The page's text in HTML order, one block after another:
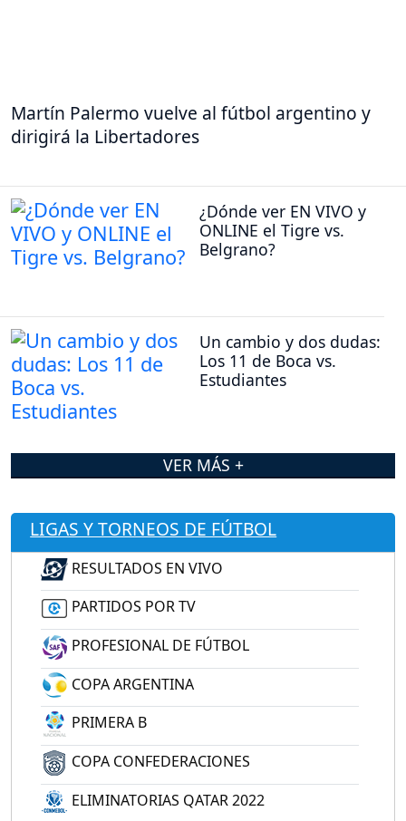
Martín Palermo vuelve al fútbol argentino y
dirigirá la Libertadores
¿Dónde ver EN VIVO y
ONLINE el Tigre vs.
Belgrano?
Un cambio y dos dudas:
Los 11 de Boca vs.
Estudiantes
VER MÁS +
LIGAS Y TORNEOS DE FÚTBOL
RESULTADOS EN VIVO
PARTIDOS POR TV
PROFESIONAL DE FÚTBOL
COPA ARGENTINA
PRIMERA B
COPA CONFEDERACIONES
ELIMINATORIAS QATAR 2022